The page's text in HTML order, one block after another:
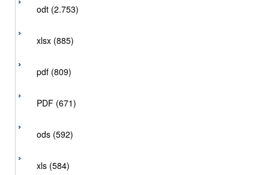
odt (2.753)
xlsx (885)
pdf (809)
PDF (671)
ods (592)
xls (584)